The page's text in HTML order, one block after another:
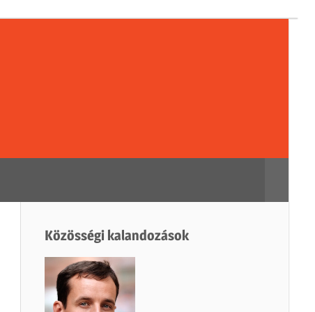
Közösségi kalandozások